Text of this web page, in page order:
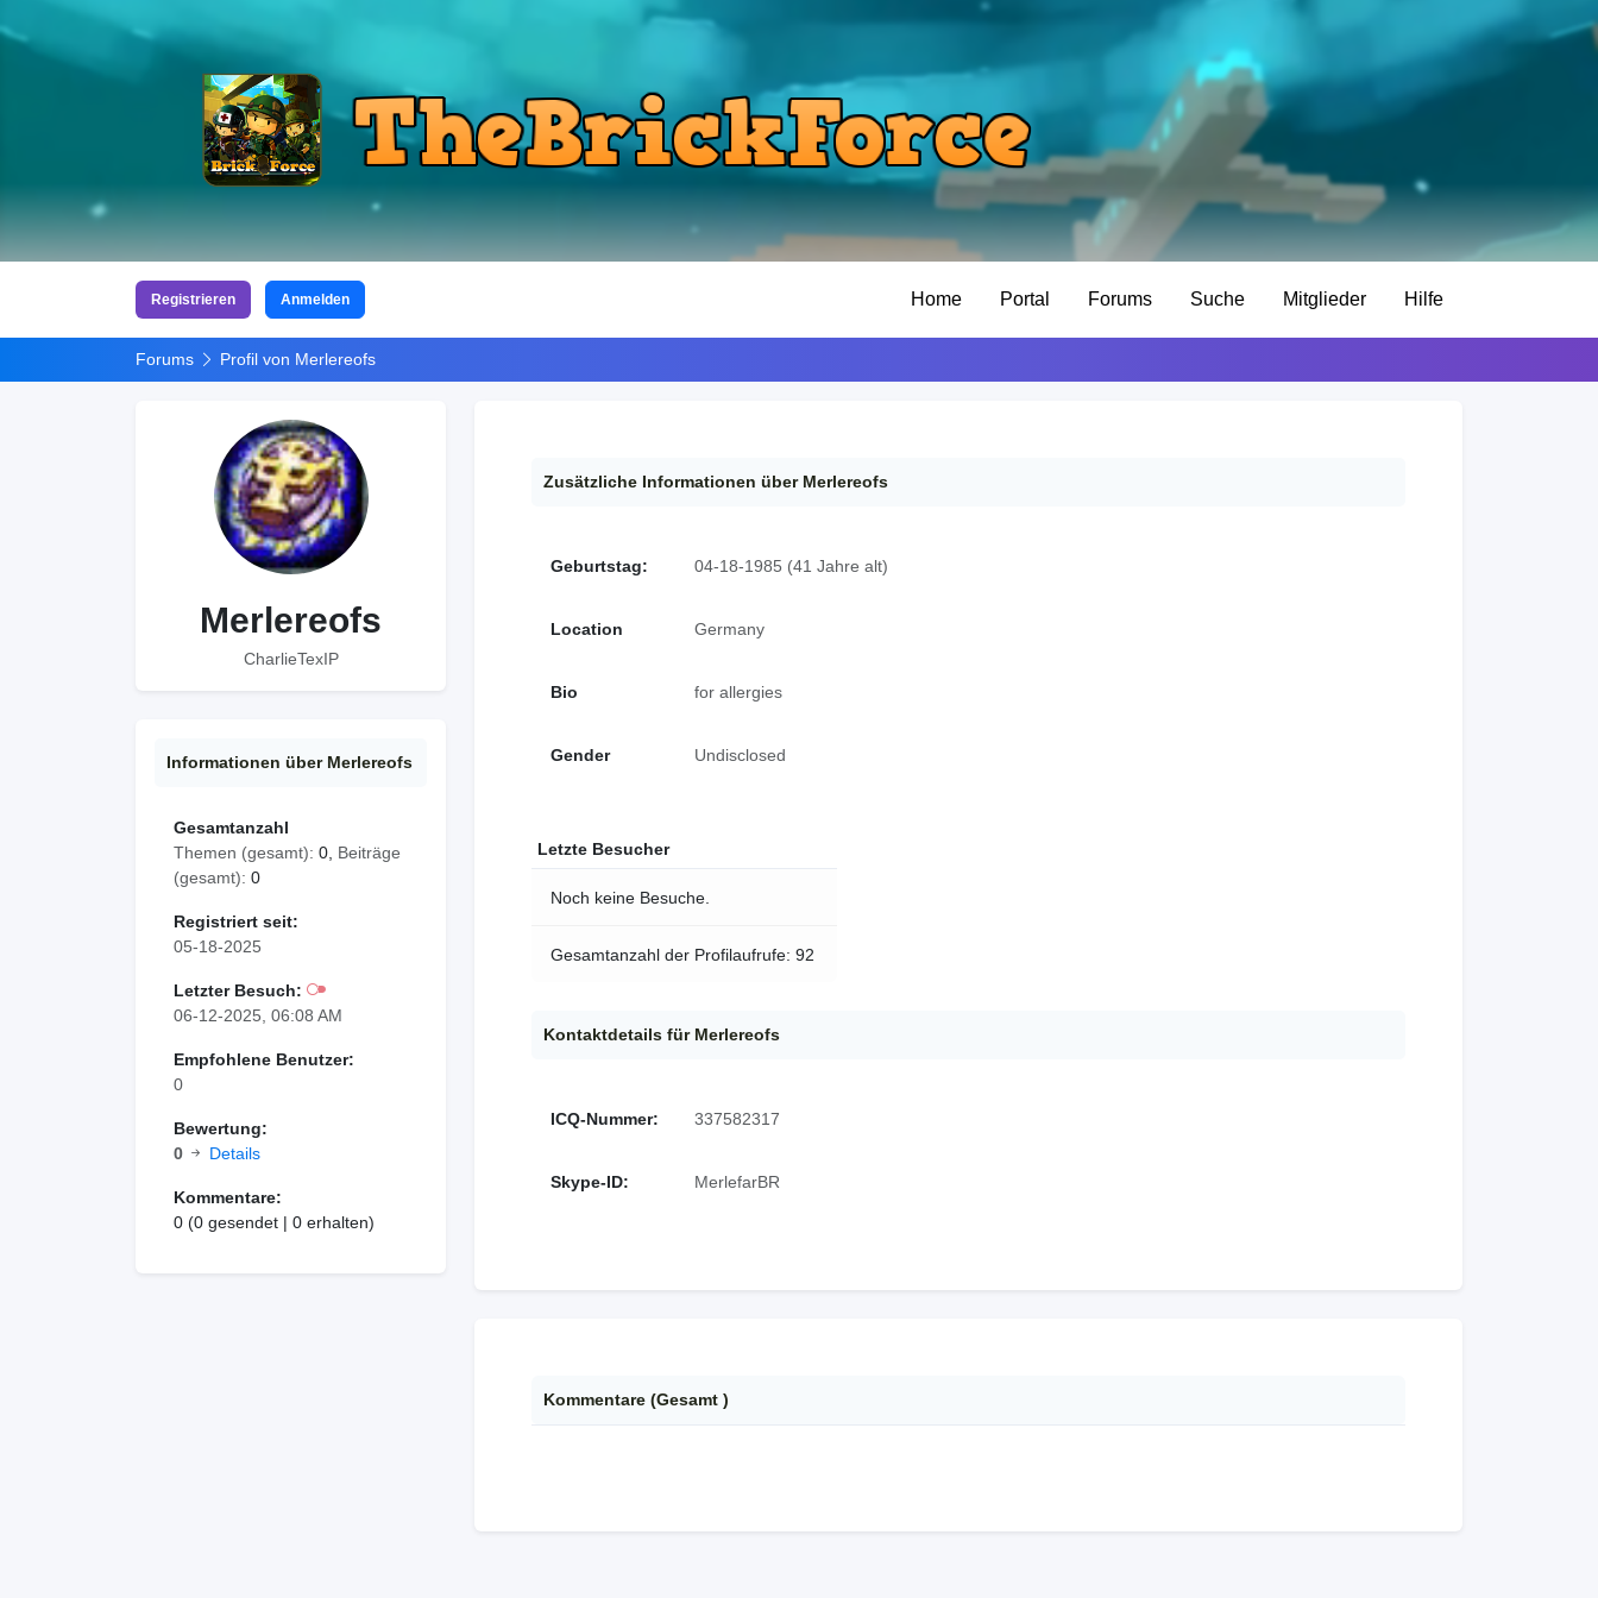
Registrieren Anmelden Home Portal Forums Suche Mitglieder Hilfe
Forums Profil von Merlereofs
Merlereofs
CharlieTexIP
Informationen über Merlereofs
Gesamtanzahl
Themen (gesamt): 0, Beiträge
(gesamt): 0
Registriert seit:
05-18-2025
Letzter Besuch:
06-12-2025, 06:08 AM
Empfohlene Benutzer:
0
Bewertung:
0
Details
Kommentare:
0 (0 gesendet | 0 erhalten)
Zusätzliche Informationen über Merlereofs
Geburtstag: 04-18-1985 (41 Jahre alt)
Location Germany
Bio for allergies
Gender Undisclosed
Letzte Besucher
Noch keine Besuche.
Gesamtanzahl der Profilaufrufe: 92
Kontaktdetails für Merlereofs
ICQ-Nummer: 337582317
Skype-ID: MerlefarBR
Kommentare (Gesamt )